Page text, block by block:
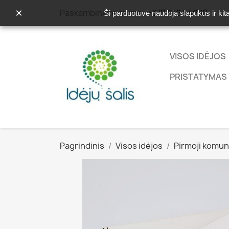
Paskambinkite mums:+370 616 54630
VISOS IDĖJOS
Pagrindinis Visos idėjos Pirmoji
Ši parduotuvė naudoja slapukus ir
×